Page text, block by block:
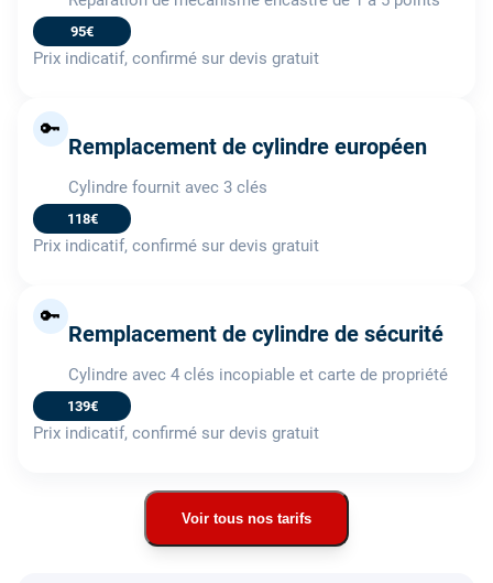
95€
Prix indicatif, confirmé sur devis gratuit
🔑
Remplacement de cylindre européen
Cylindre fournit avec 3 clés
118€
Prix indicatif, confirmé sur devis gratuit
🔑
Remplacement de cylindre de sécurité
Cylindre avec 4 clés incopiable et carte de propriété
139€
Prix indicatif, confirmé sur devis gratuit
Voir tous nos tarifs